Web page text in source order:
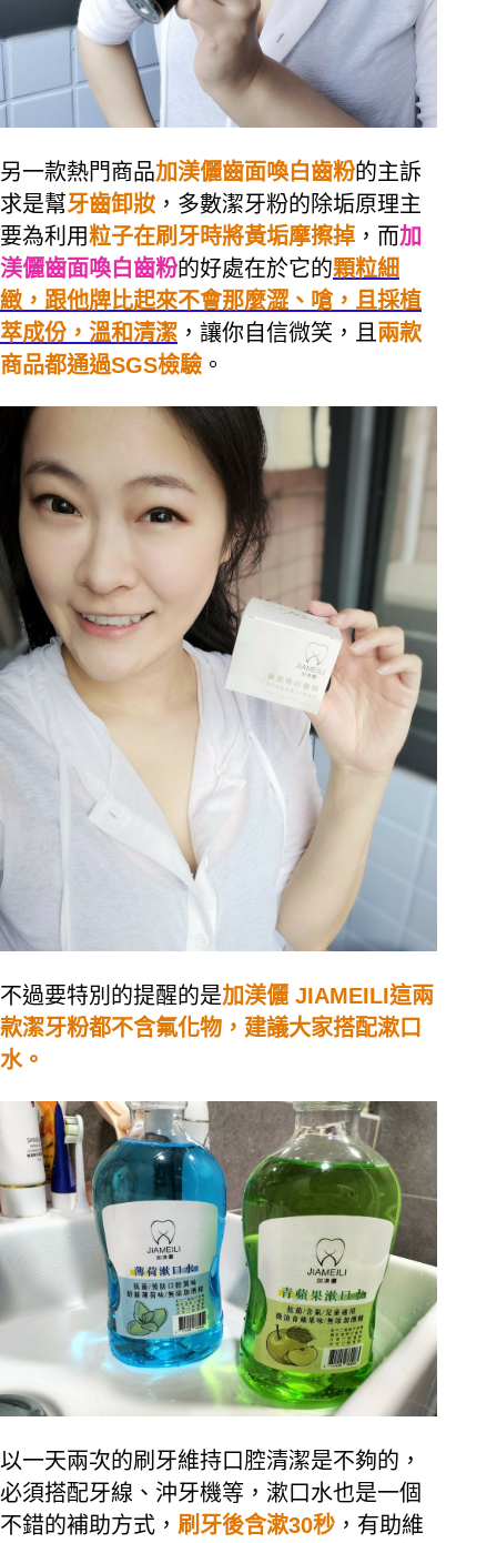
另一款熱門商品加渼儷齒面喚白齒粉的主訴
求是幫牙齒卸妝 ，多數潔牙粉的除垢原理主
要為利用粒子在刷牙時將黃垢摩擦掉 ，而加
渼儷齒面喚白齒粉的好處在於它的顆粒細
緻，跟他牌比起來不會那麼澀、嗆，且採植
萃成份，溫和清潔 ，讓你自信微笑，且 兩款
商品都通過SGS檢驗。
不過要特別的提醒的是加渼儷 JIAMEILI這兩
款潔牙粉都不含氟化物，建議大家搭配漱口
水。
以一天兩次的刷牙維持口腔清潔是不夠的，
必須搭配牙線、沖牙機等，漱口水也是一個
不錯的補助方式， 刷牙後含漱30秒 ，有助維